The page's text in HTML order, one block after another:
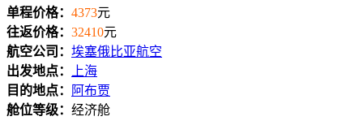
单程价格： 4373元
往返价格： 32410元
航空公司： 埃塞俄比亚航空
出发地点：
上海
目的地点：
阿布贾
舱位等级： 经济舱